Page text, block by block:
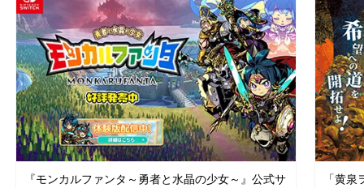
『モンカルファンタ～勇者と水晶の少女～』公式サ
「黄